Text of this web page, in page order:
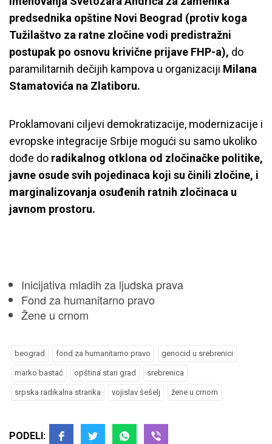
predsednika opštine Novi Beograd (protiv koga
Tužilaštvo za ratne zločine vodi predistražni
postupak po osnovu krivične prijave FHP-a), do
paramilitarnih dečijih kampova u organizaciji Milana
Stamatovića na Zlatiboru.
Proklamovani ciljevi demokratizacije, modernizacije i
evropske integracije Srbije mogući su samo ukoliko
dođe do radikalnog otklona od zločinačke politike,
javne osude svih pojedinaca koji su činili zločine, i
marginalizovanja osuđenih ratnih zločinaca u
javnom prostoru.
Inicijativa mladih za ljudska prava
Fond za humanitarno pravo
Žene u crnom
beograd fond za humanitarno pravo genocid u srebrenici
marko bastać opština stari grad srebrenica
srpska radikalna stranka vojislav šešelj žene u crnom
PODELI: